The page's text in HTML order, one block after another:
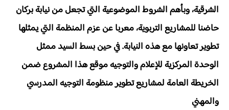
الشرقية، وبأهم الشروط الموضوعية التي تجعل من نيابة بركان
حاضنا للمشاريع التربوية، معربا عن عزم المنظمة التي يمثلها
تطوير تعاونها مع هذه النيابة. في حين بسط السيد ممثل
الوحدة المركزية للإعلام والتوجيه موقع هذا المشروع ضمن
الخريطة العامة لمشاريع تطوير منظومة التوجيه المدرسي
والمهني